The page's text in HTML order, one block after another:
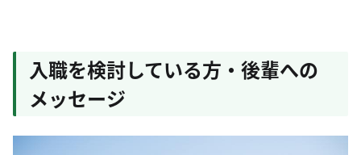
入職を検討している方・後輩への
メッセージ